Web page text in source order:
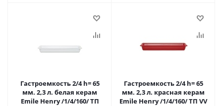
Гастроемкость 2/4 h= 65
мм. 2,3 л. белая керам
Emile Henry /1/4/160/ ТП
Гастроемкость 2/4 h= 65
мм. 2,3 л. красная керам
Emile Henry /1/4/160/ ТП VV